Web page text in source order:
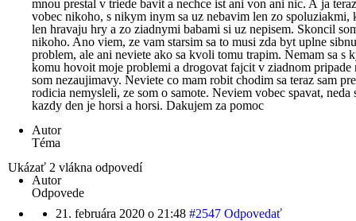
mnou prestal v triede bavit a nechce ist ani von ani nic. A ja
vobec nikoho, s nikym inym sa uz nebavim len zo spoluziakmi,
len hravaju hry a zo ziadnymi babami si uz nepisem. Skoncil
nikoho. Ano viem, ze vam starsim sa to musi zda byt uplne
problem, ale ani neviete ako sa kvoli tomu trapim. Nemam sa s
komu hovoit moje problemi a drogovat fajcit v ziadnom pripade
som nezaujimavy. Neviete co mam robit chodim sa teraz sam
rodicia nemysleli, ze som o samote. Neviem vobec spavat, neda
kazdy den je horsi a horsi. Dakujem za pomoc
Autor
Téma
Ukázať 2 vlákna odpovedí
Autor
Odpovede
21. februára 2020 o 21:48 #2547 Odpovedať